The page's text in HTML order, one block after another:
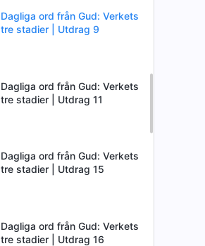
Dagliga ord från Gud: Verkets
tre stadier | Utdrag 9
Dagliga ord från Gud: Verkets
tre stadier | Utdrag 11
Dagliga ord från Gud: Verkets
tre stadier | Utdrag 15
Dagliga ord från Gud: Verkets
tre stadier | Utdrag 16